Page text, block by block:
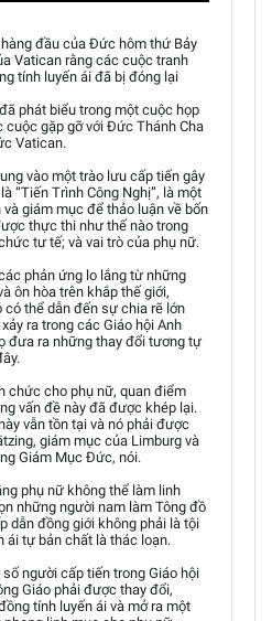
đầu của Đức hôm thứ Bảy
Vatican rằng các cuộc tranh
tính luyến ái đã bị đóng lại
phát biểu trong một cuộc họp
cuộc gặp gỡ với Đức Thánh Cha
Vatican.
vào một trào lưu cấp tiến gây
“Tiến Trình Công Nghị”, là một
giám mục để thảo luận về bốn
thực thi như thế nào trong
tư tế; và vai trò của phụ nữ.
phản ứng lo lắng từ những
ôn hòa trên khắp thế giới,
thể dẫn đến sự chia rẽ lớn
ra trong các Giáo hội Anh
đưa ra những thay đổi tương tự
chức cho phụ nữ, quan điểm
vấn đề này đã được khép lại.
vẫn tồn tại và nó phải được
giám mục của Limburg và
Giám Mục Đức, nói.
phụ nữ không thể làm linh
những người nam làm Tông đồ
dẫn đồng giới không phải là tội
ái tự bản chất là thác loạn.
người cấp tiến trong Giáo hội
Giáo phải được thay đổi,
tính luyến ái và mở ra một